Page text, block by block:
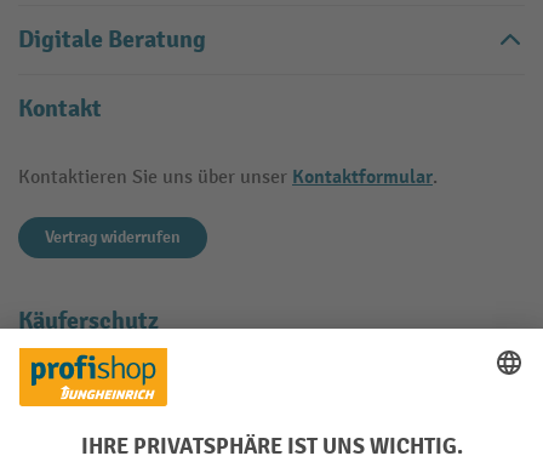
Digitale Beratung
Kontakt
Kontaktieren Sie uns über unser Kontaktformular.
Vertrag widerrufen
Käuferschutz
Mit geprüfter Qualität, Sicherheit und Transparenz ist jh-
profishop.de in hohem Maße vertrauenswürdig.